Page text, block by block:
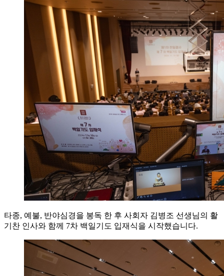
타종, 예불, 반야심경을 봉독 한 후 사회자 김병조 선생님의 활
기찬 인사와 함께 7차 백일기도 입재식을 시작했습니다.